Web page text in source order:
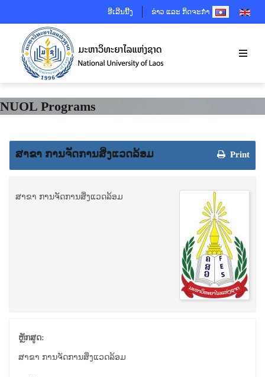
ອີເລີນນີ້ງ ຂ່າວ ແລະ ກິດຈະກຳSELECT YOUR
NUOL Programs
Print
ສາຂາ ການຈັດການສິ່ງແວດລ້ອມ
ສາຂາ ການຈັດການສິ່ງແວດລ້ອມ
ຫຼັກສູດ:
ສາຂາ ການຈັດການສິ່ງແວດລ້ອມ